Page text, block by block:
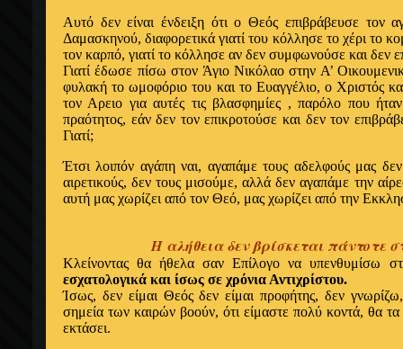
Aυτό δεν είναι ένδειξη ότι ο Θεός επιβράβευσε τον
Δαμασκηνού, διαφορετικά γιατί του κόλλησε το χέρι το
τον καρπό, γιατί το κόλλησε αν δεν συμφωνούσε και δεν
Γιατί έδωσε πίσω στον Άγιο Nικόλαο στην Α’
φυλακή το ωμοφόριο του και το Eυαγγέλιο, ο Xριστός
τον Αρειο για αυτές τις βλασφημίες , παρόλο που
πραότητος, εάν δεν τον επικροτούσε και δεν τον
Γιατί;
Έτσι λοιπόν αγάπη ναι, αγαπάμε τους αδελφούς μας
αιρετικούς, δεν τους μισούμε, αλλά δεν αγαπάμε την
αυτή μας χωρίζει από τον Θεό, μας χωρίζει από την
Η αλήθεια δεν βρίσκεται πάντοτε
Kλείνοντας θα ήθελα σαν Επίλογο να υπενθυμίσω
εσχατολογικά και ίσως σε χρόνια Αντιχρίστου.
Ίσως, δεν είμαι Θεός δεν είμαι προφήτης, δεν
σημεία των καιρών βοούν, ότι είμαστε πολύ κοντά, θα
εκτάσει.